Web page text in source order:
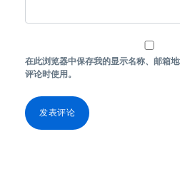
在此浏览器中保存我的显示名称、邮箱
评论时使用。